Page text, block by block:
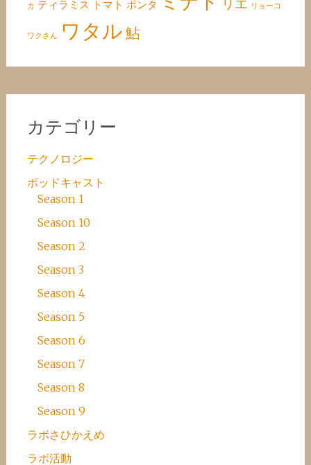
カ ティラミス トマト ポンタ リエ リョーコ
ワクさん ワタル鮎
カテゴリー
テクノロジー
ポッドキャスト
Season 1
Season 10
Season 2
Season 3
Season 4
Season 5
Season 6
Season 7
Season 8
Season 9
ラボさひかえめ
ラボ活動